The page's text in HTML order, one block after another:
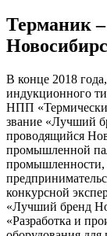
Терманик
В конце 2018
индукционного
НПП
звание «Лучший
проводящийся
промышленной
промышленности,
конкурсной
«Лучший бренд
«Разработка и